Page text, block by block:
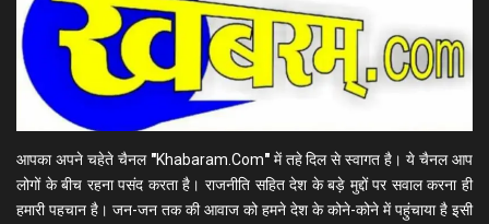
आपका अपने चहेते चैनल "Khabaram.Com"में तहे दिल से स्वागत है। ये चैनल आप
लोगों के बीच रहना पसंद करता है। राजनीति सहित देश के बड़े मुद्दों पर सवाल करना ही
हमारी पहचान है। जन-जन तक की आवाज को हमने देश के कोने-कोने में पहुंचाया है इसी